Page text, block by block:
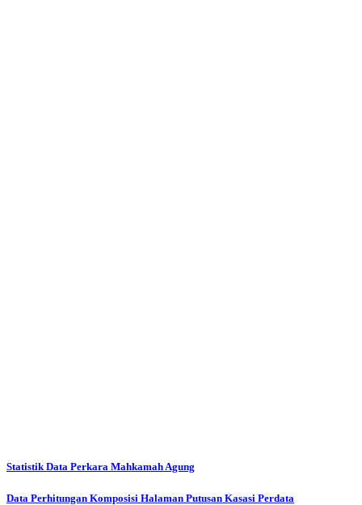
Statistik Data Perkara Mahkamah Agung
Data Perhitungan Komposisi Halaman Putusan Kasasi Perdata